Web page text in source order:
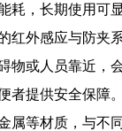
耗，长期使用可
红外感应与防夹
物或人员靠近，
者提供安全保障
属等材质，与不